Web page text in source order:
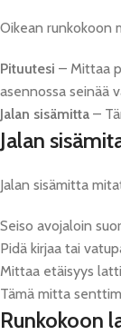
Oikean runkokoon
Pituutesi – Mittaa
asennossa seinää
Jalan sisämitta –
Jalan
Jalan sisämitta
Seiso avojaloin
Pidä kirjaa tai
Mittaa etäisyys
Tämä mitta
Runkokoon